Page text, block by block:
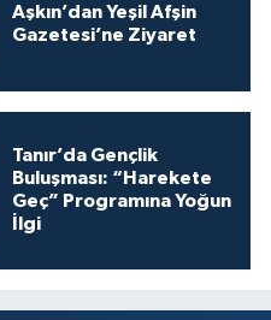
Aşkın’dan Yeşil Afşin
Gazetesi’ne Ziyaret
Tanır’da Gençlik
Buluşması: “Harekete
Geç” Programına Yoğun
İlgi